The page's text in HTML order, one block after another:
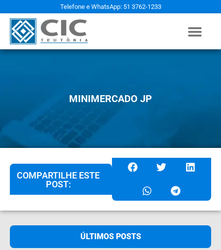
Telefone e WhatsApp: 51 3762-1233
MINIMERCADO JP
COMPARTILHE ESTE
POST:
ÚLTIMOS POSTS